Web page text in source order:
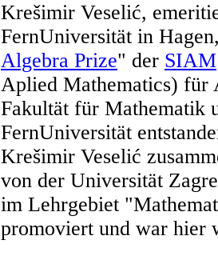
Krešimir Veselić,
FernUniversität in
Algebra Prize" der SIAM
Aplied Mathematics) für
Fakultät für Mathematik
FernUniversität
Krešimir Veselić
von der Universität
im Lehrgebiet
promoviert und war hier